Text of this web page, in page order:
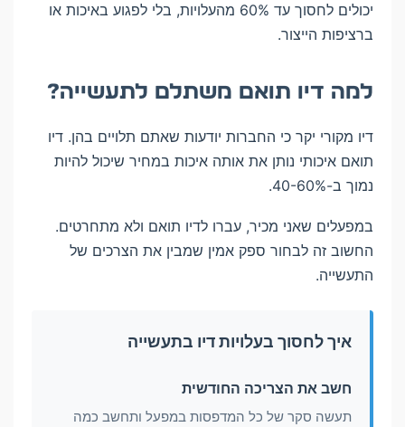
יכולים לחסוך עד 60% מהעלויות, בלי לפגוע באיכות או
ברציפות הייצור.
למה דיו תואם משתלם לתעשייה?
דיו מקורי יקר כי החברות יודעות שאתם תלויים בהן. דיו
תואם איכותי נותן את אותה איכות במחיר שיכול להיות
נמוך ב-40-60%.
במפעלים שאני מכיר, עברו לדיו תואם ולא מתחרטים.
החשוב זה לבחור ספק אמין שמבין את הצרכים של
התעשייה.
איך לחסוך בעלויות דיו בתעשייה
חשב את הצריכה החודשית
תעשה סקר של כל המדפסות במפעל ותחשב כמה